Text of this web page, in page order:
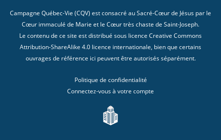
Campagne Québec-Vie (CQV) est consacré au Sacré-Cœur de Jésus par le
Cœur immaculé de Marie et le Cœur très chaste de Saint-Joseph.
Le contenu de ce site est distribué sous licence Creative Commons
Attribution-ShareAlike 4.0 licence internationale, bien que certains
ouvrages de référence ici peuvent être autorisés séparément.
Politique de confidentialité
Connectez-vous à votre compte